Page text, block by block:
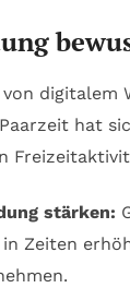
digitalem
hat
stärken:
in Zeiten